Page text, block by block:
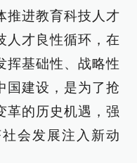
推进教育科技人才
人才良性循环，在
挥基础性、战略性
国建设，是为了抢
革的历史机遇，强
会发展注入新动